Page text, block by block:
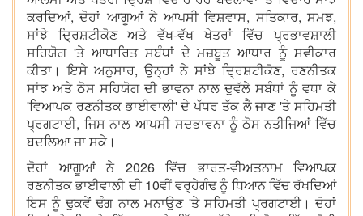
ਕਰਦਿਆਂ, ਦੋਹਾਂ ਆਗੂਆਂ ਨੇ ਆਪਸੀ ਵਿਸ਼ਵਾਸ, ਸਤਿਕਾਰ, ਸਮਝ,
ਸਾਂਝੇ ਦ੍ਰਿਸ਼ਟੀਕੋਣ ਅਤੇ ਵੱਖ-ਵੱਖ ਖੇਤਰਾਂ ਵਿੱਚ ਪ੍ਰਭਾਵਸ਼ਾਲੀ
ਸਹਿਯੋਗ 'ਤੇ ਆਧਾਰਿਤ ਸਬੰਧਾਂ ਦੇ ਮਜ਼ਬੂਤ ਆਧਾਰ ਨੂੰ ਸਵੀਕਾਰ
ਕੀਤਾ। ਇਸੇ ਅਨੁਸਾਰ, ਉਨ੍ਹਾਂ ਨੇ ਸਾਂਝੇ ਦ੍ਰਿਸ਼ਟੀਕੋਣ, ਰਣਨੀਤਕ
ਸਾਂਝ ਅਤੇ ਠੋਸ ਸਹਿਯੋਗ ਦੀ ਭਾਵਨਾ ਨਾਲ ਦੁਵੱਲੇ ਸਬੰਧਾਂ ਨੂੰ ਵਧਾ ਕੇ
'ਵਿਆਪਕ ਰਣਨੀਤਕ ਭਾਈਵਾਲੀ' ਦੇ ਪੱਧਰ ਤੱਕ ਲੈ ਜਾਣ 'ਤੇ ਸਹਿਮਤੀ
ਪ੍ਰਗਟਾਈ, ਜਿਸ ਨਾਲ ਆਪਸੀ ਸਦਭਾਵਨਾ ਨੂੰ ਠੋਸ ਨਤੀਜਿਆਂ ਵਿੱਚ
ਬਦਲਿਆ ਜਾ ਸਕੇ।
ਦੋਹਾਂ ਆਗੂਆਂ ਨੇ 2026 ਵਿੱਚ ਭਾਰਤ-ਵੀਅਤਨਾਮ ਵਿਆਪਕ
ਰਣਨੀਤਕ ਭਾਈਵਾਲੀ ਦੀ 10ਵੀਂ ਵਰ੍ਹੇਗੰਢ ਨੂੰ ਧਿਆਨ ਵਿੱਚ ਰੱਖਦਿਆਂ
ਇਸ ਨੂੰ ਢੁਕਵੇਂ ਢੰਗ ਨਾਲ ਮਨਾਉਣ 'ਤੇ ਸਹਿਮਤੀ ਪ੍ਰਗਟਾਈ। ਦੋਹਾਂ